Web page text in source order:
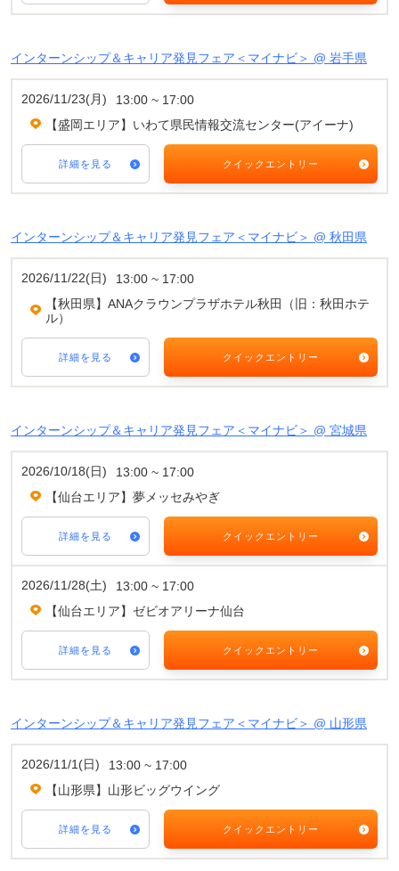
インターンシップ＆キャリア発見フェア＜マイナビ＞ @ 岩手県
2026/11/23(月)
13:00 ~ 17:00
【盛岡エリア】いわて県民情報交流センター(アイーナ)
詳細を見る クイックエントリー
インターンシップ＆キャリア発見フェア＜マイナビ＞ @ 秋田県
2026/11/22(日)
13:00 ~ 17:00
【秋田県】ANAクラウンプラザホテル秋田（旧：秋田ホテ
ル）
詳細を見る クイックエントリー
インターンシップ＆キャリア発見フェア＜マイナビ＞ @ 宮城県
2026/10/18(日)
13:00 ~ 17:00
【仙台エリア】夢メッセみやぎ
詳細を見る クイックエントリー
2026/11/28(土)
13:00 ~ 17:00
【仙台エリア】ゼビオアリーナ仙台
詳細を見る クイックエントリー
インターンシップ＆キャリア発見フェア＜マイナビ＞ @ 山形県
2026/11/1(日)
13:00 ~ 17:00
【山形県】山形ビッグウイング
詳細を見る クイックエントリー